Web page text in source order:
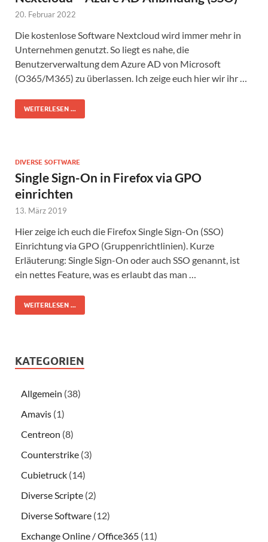
20. Februar 2022
Die kostenlose Software Nextcloud wird immer mehr in
Unternehmen genutzt. So liegt es nahe, die
Benutzerverwaltung dem Azure AD von Microsoft
(O365/M365) zu überlassen. Ich zeige euch hier wir ihr …
WEITERLESEN ...
DIVERSE SOFTWARE
Single Sign-On in Firefox via GPO
einrichten
13. März 2019
Hier zeige ich euch die Firefox Single Sign-On (SSO)
Einrichtung via GPO (Gruppenrichtlinien). Kurze
Erläuterung: Single Sign-On oder auch SSO genannt, ist
ein nettes Feature, was es erlaubt das man …
WEITERLESEN ...
KATEGORIEN
Allgemein (38)
Amavis (1)
Centreon (8)
Counterstrike (3)
Cubietruck (14)
Diverse Scripte (2)
Diverse Software (12)
Exchange Online / Office365 (11)